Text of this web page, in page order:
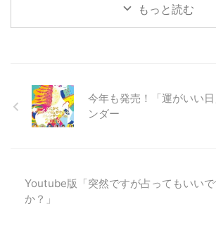
よかったら見てみてください もっと読む
今年も発売！「運がいい
ンダー
Youtube版「突然ですが占ってもいい
か？」